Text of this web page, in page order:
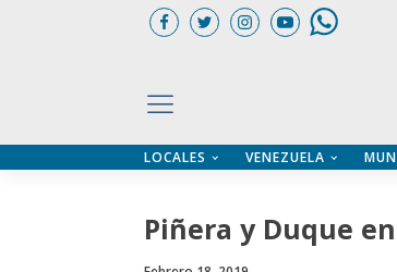
LOCALES VENEZUELA
Piñera y Duque